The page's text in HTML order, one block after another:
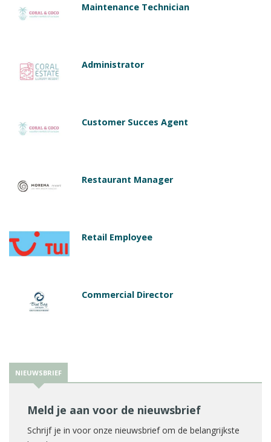
Maintenance Technician
Administrator
Customer Succes Agent
Restaurant Manager
Retail Employee
Commercial Director
NIEUWSBRIEF
Meld je aan voor de nieuwsbrief
Schrijf je in voor onze nieuwsbrief om de belangrijkste